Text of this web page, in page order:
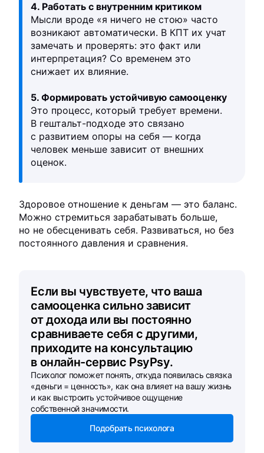
4. Работать с внутренним критиком
Мысли вроде «я ничего не стою» часто
возникают автоматически. В КПТ их учат
замечать и проверять: это факт или
интерпретация? Со временем это
снижает их влияние.
5. Формировать устойчивую самооценку
Это процесс, который требует времени.
В гештальт-подходе это связано
с развитием опоры на себя — когда
человек меньше зависит от внешних
оценок.
Здоровое отношение к деньгам — это баланс.
Можно стремиться зарабатывать больше,
но не обесценивать себя. Развиваться, но без
постоянного давления и сравнения.
Если вы чувствуете, что ваша
самооценка сильно зависит
от дохода или вы постоянно
сравниваете себя с другими,
приходите на консультацию
в онлайн-сервис PsyPsy.
Психолог поможет понять, откуда появилась связка
«деньги = ценность», как она влияет на вашу жизнь
и как выстроить устойчивое ощущение
собственной значимости.
Подобрать психолога